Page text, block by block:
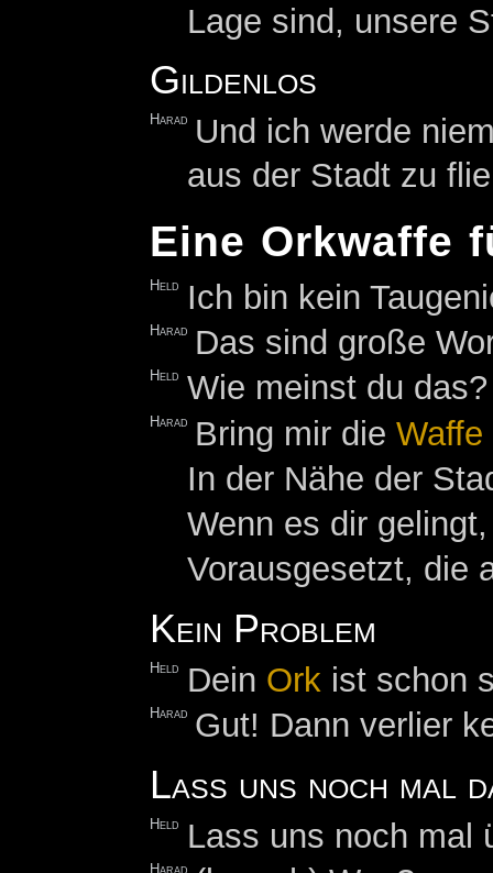
Lage sind, unsere
Gildenlos
Harad
Und ich werde
aus der Stadt zu
Eine Orkwaffe
Held Ich bin kein
Harad Das sind große
Held Wie meinst du das?
Harad Bring mir dieWaffe
In der Nähe der
Wenn es dir
Vorausgesetzt, die
Kein Problem
Held Dein Ork ist schon
Harad Gut! Dann verlier
Lass uns noch mal
Held Lass uns noch mal
Harad